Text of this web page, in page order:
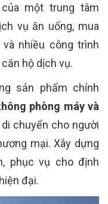
một trung tâm
vụ ăn uống, mua
nhiều công trình
hộ dịch vụ.
sản phẩm chính
phòng máy và
chuyển cho người
mại. Xây dựng
phục vụ cho định
đại.